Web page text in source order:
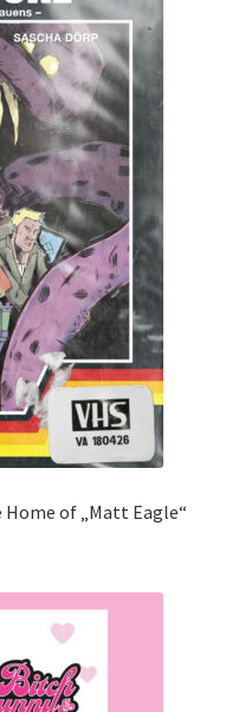
of „Matt Eagle“